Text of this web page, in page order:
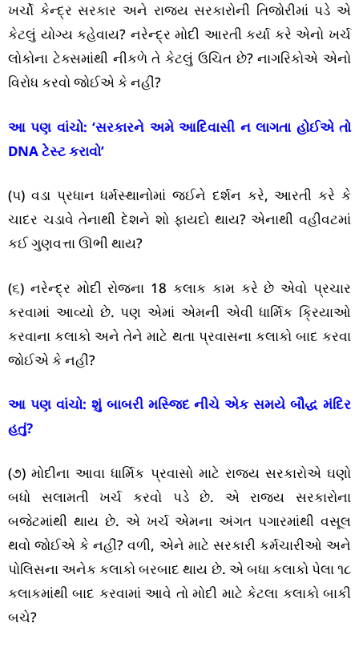
ખર્ચો કેન્દ્ર સરકાર અને રાજ્ય સરકારોની તિજોરીમાં પડે એ
કેટલું યોગ્ય કહેવાય? નરેન્દ્ર મોદી આરતી કર્યા કરે એનો ખર્ચ
લોકોના ટેક્સમાંથી નીકળે તે કેટલું ઉચિત છે? નાગરિકોએ એનો
વિરોધ કરવો જોઈએ કે નહીં?
આ પણ વાંચો:‘સરકારને અમે આદિવાસી ન લાગતા હોઈએ તો
DNA ટેસ્ટ કરાવો’
(૫) વડા પ્રધાન ધર્મસ્થાનોમાં જઈને દર્શન કરે, આરતી કરે કે
ચાદર ચડાવે તેનાથી દેશને શો ફાયદો થાય? એનાથી વહીવટમાં
કઈ ગુણવત્તા ઊભી થાય?
(૬) નરેન્દ્ર મોદી રોજના 18 કલાક કામ કરે છે એવો પ્રચાર
કરવામાં આવ્યો છે. પણ એમાં એમની એવી ધાર્મિક ક્રિયાઓ
કરવાના કલાકો અને તેને માટે થતા પ્રવાસના કલાકો બાદ કરવા
જોઈએ કે નહીં?
આ પણ વાંચો: શું બાબરી મસ્જિદ નીચે એક સમયે બૌદ્ધ મંદિર
હતું?
(૭) મોદીના આવા ધાર્મિક પ્રવાસો માટે રાજ્ય સરકારોએ ઘણો
બધો સલામતી ખર્ચ કરવો પડે છે. એ રાજ્ય સરકારોના
બજેટમાંથી થાય છે. એ ખર્ચ એમના અંગત પગારમાંથી વસૂલ
થવો જોઈએ કે નહીં? વળી, એને માટે સરકારી કર્મચારીઓ અને
પોલિસના અનેક કલાકો બરબાદ થાય છે. એ બધા કલાકો પેલા ૧૮
કલાકમાંથી બાદ કરવામાં આવે તો મોદી માટે કેટલા કલાકો બાકી
બચે?